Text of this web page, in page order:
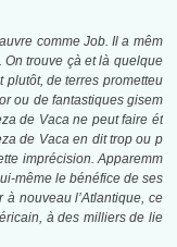
comme Job. Il a mêm
trouve çà et là quelque
plutôt, de terres prometteu
ou de fantastiques gisem
de Vaca ne peut faire ét
de Vaca en dit trop ou p
imprécision. Apparemm
même le bénéfice de ses
nouveau l’Atlantique, ce
à des milliers de lie